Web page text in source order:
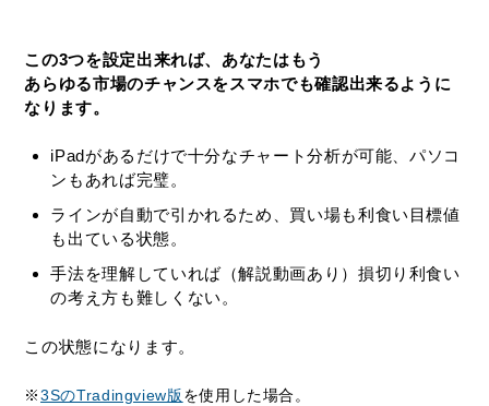
この3つを設定出来れば、あなたはもう
あらゆる市場のチャンスをスマホでも確認出来るように
なります。
iPadがあるだけで十分なチャート分析が可能、パソコ
ンもあれば完璧。
ラインが自動で引かれるため、買い場も利食い目標値
も出ている状態。
手法を理解していれば（解説動画あり）損切り利食い
の考え方も難しくない。
この状態になります。
※3SのTradingview版 を使用した場合。